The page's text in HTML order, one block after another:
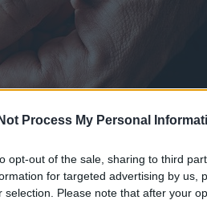
Process My Personal
opt-out of the sale, sharing to third
for targeted advertising by us,
selection. Please note that after your
12H50, numa freguesia
pelo crime de violência